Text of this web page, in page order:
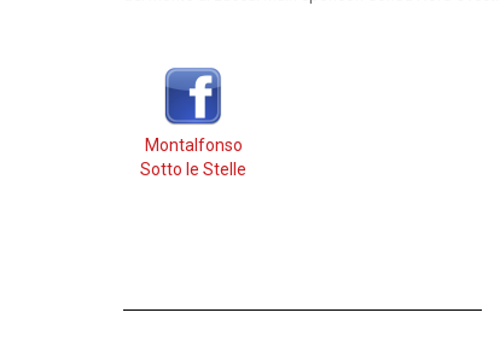
Montalfonso
Sotto le Stelle